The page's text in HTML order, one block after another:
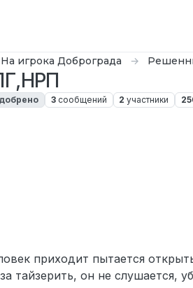
На игрока Доброграда
3 сообщений 2 участники
приходит пытается
тайзерить, он не слушается,